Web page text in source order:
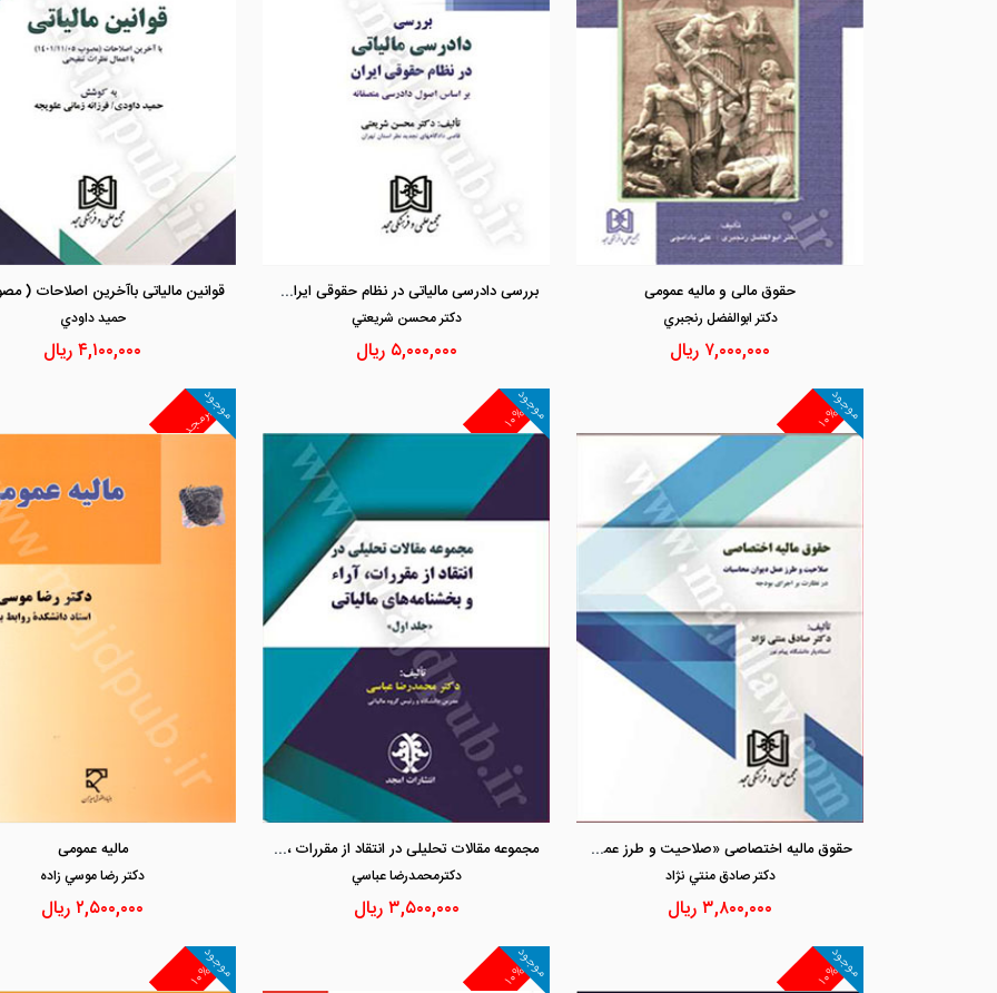
حقوق مالی و مالیه عمومی
دكتر ابوالفضل رنجبري
۷,۰۰۰,۰۰۰ ریال
مشاهده و خرید
بررسی دادرسی مالیاتی در نظام حقوقی ایران«بر اساس اصول دادرسی منصفانه »
دكتر محسن شريعتي
۵,۰۰۰,۰۰۰ ریال
حميد داودي
۴,۱۰۰,۰۰۰ریال
۱۰%
موجود
مشاهده و خرید
حقوق مالیه اختصاصی «صلاحیت و طرز عمل دیوان محاسبات»
دكتر صادق منتي نژاد
۳,۸۰۰,۰۰۰ریال
۱۰%
موجود
مشاهده و خرید
مجموعه مقالات تحلیلی در انتقاد از مقررات ،آراء و بخشنامه های مالیاتی جلد1
دكترمحمدرضا عباسي
۳,۵۰۰,۰۰۰ریال
غیرمجد
موجود
مالیه عمومی
دكتر رضا موسي زاده
۲,۵۰۰,۰۰۰ریال
۱۰%
موجود ۱۰%
موجود ۱۰%
موجود